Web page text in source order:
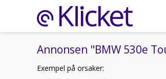
Annonsen "BMW 530e
Exempel på orsaker: